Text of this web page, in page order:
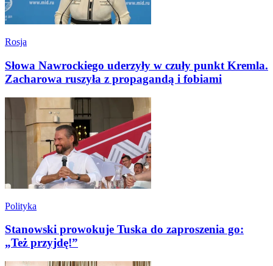
Rosja
Słowa Nawrockiego uderzyły w czuły punkt Kremla.
Zacharowa ruszyła z propagandą i fobiami
Polityka
Stanowski prowokuje Tuska do zaproszenia go:
„Też przyjdę!”